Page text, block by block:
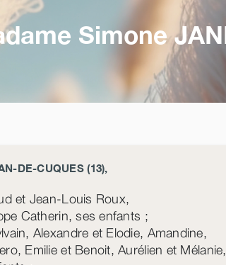
Simone
DE-CUQUES (13),
et Jean-Louis Roux,
Catherin, ses enfants ;
Alexandre et Elodie, Amandine,
Emilie et Benoit, Aurélien et Mélanie,